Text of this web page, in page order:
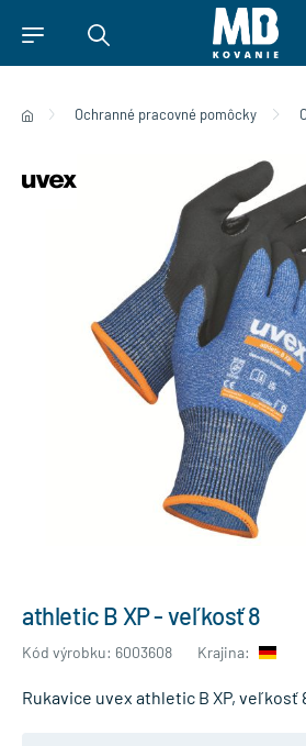
Ochranné pracovné pomôcky
athletic B XP - veľkosť 8
Kód výrobku: 6003608 Krajina:
Rukavice uvex athletic B XP, veľkosť